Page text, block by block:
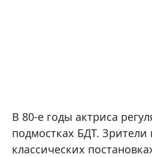
В 80-е годы актриса
подмостках БДТ. Зрители
классических